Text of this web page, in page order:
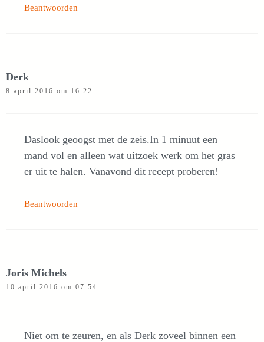
Beantwoorden
Derk
8 april 2016 om 16:22
Daslook geoogst met de zeis.In 1 minuut een
mand vol en alleen wat uitzoek werk om het gras
er uit te halen. Vanavond dit recept proberen!
Beantwoorden
Joris Michels
10 april 2016 om 07:54
Niet om te zeuren, en als Derk zoveel binnen een